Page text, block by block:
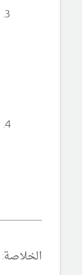
الخلاصة: